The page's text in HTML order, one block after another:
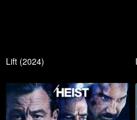
Lift (2024)